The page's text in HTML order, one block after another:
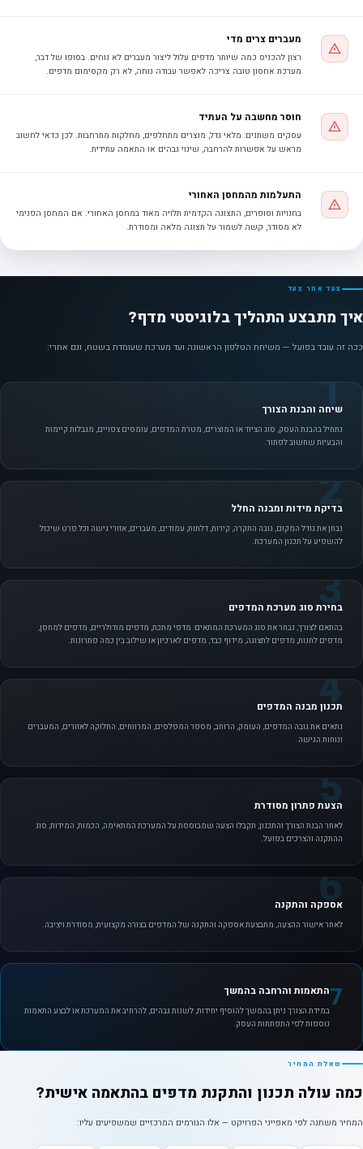
מעברים צרים מדי
רצון להכניס כמה שיותר מדפים עלול ליצור מעברים לא נוחים. בסופו של דבר,
מערכת אחסון טובה צריכה לאפשר עבודה נוחה, לא רק מקסימום מדפים.
חוסר מחשבה על העתיד
עסקים משתנים: מלאי גדל, מוצרים מתחלפים, מחלקות מתרחבות. לכן כדאי לחשוב
מראש על אפשרות להרחבה, שינוי גבהים או התאמה עתידית.
התעלמות מהמחסן האחורי
בחנויות וסופרים, התצוגה הקדמית תלויה מאוד במחסן האחורי. אם המחסן הפנימי
לא מסודר, קשה לשמור על תצוגה מלאה ומסודרת.
צעד אחר צעד
איך מתבצע התהליך בלוגיסטי מדף?
ככה זה עובד בפועל — משיחת הטלפון הראשונה ועד מערכת שעומדת בשטח, וגם אחרי:
1
שיחה והבנת הצורך
נתחיל בהבנת העסק, סוג הציוד או המוצרים, מטרת המדפים, עומסים צפויים, מגבלות קיימות
והבעיות שחשוב לפתור.
2
בדיקת מידות ומבנה החלל
נבחן את גודל המקום, גובה התקרה, קירות, דלתות, עמודים, מעברים, אזורי גישה וכל פרט שיכול
להשפיע על תכנון המערכת.
3
בחירת סוג מערכת המדפים
בהתאם לצורך, נבחר את סוג המערכת המתאים: מדפי מתכת, מדפים מודולריים, מדפים למחסן,
מדפים לחנות, מדפים לתצוגה, מידוף כבד, מדפים לארכיון או שילוב בין כמה פתרונות.
4
תכנון מבנה המדפים
נתאים את גובה המדפים, העומק, הרוחב, מספר המפלסים, המרווחים, החלוקה לאזורים, המעברים
ונוחות הגישה.
5
הצעת פתרון מסודרת
לאחר הבנת הצורך והתכנון, תקבלו הצעה שמבוססת על המערכת המתאימה, הכמות, המידות, סוג
ההתקנה והצרכים בפועל.
6
אספקה והתקנה
לאחר אישור ההצעה, מתבצעת אספקה והתקנה של המדפים בצורה מקצועית, מסודרת ויציבה.
7התאמות והרחבה בהמשך
במידת הצורך ניתן בהמשך להוסיף יחידות, לשנות גבהים, להרחיב את המערכת או לבצע התאמות
נוספות לפי התפתחות העסק.
שאלת המחיר
כמה עולה תכנון והתקנת מדפים בהתאמה אישית?
המחיר משתנה לפי מאפייני הפרויקט — אלו הגורמים המרכזיים שמשפיעים עליו: